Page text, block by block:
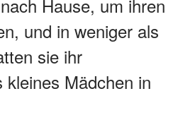
Hause, um ihren
und in weniger als
sie ihr
kleines Mädchen in